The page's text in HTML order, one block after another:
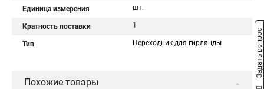
Единица измерения шт.
Кратность поставки 1
Тип Переходник для гирлянды
Похожие товары
Задать вопрос